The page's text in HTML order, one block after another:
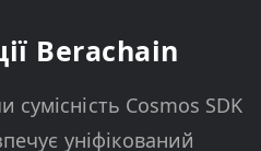
Berachain
сумісність Cosmos SDK
уніфікований